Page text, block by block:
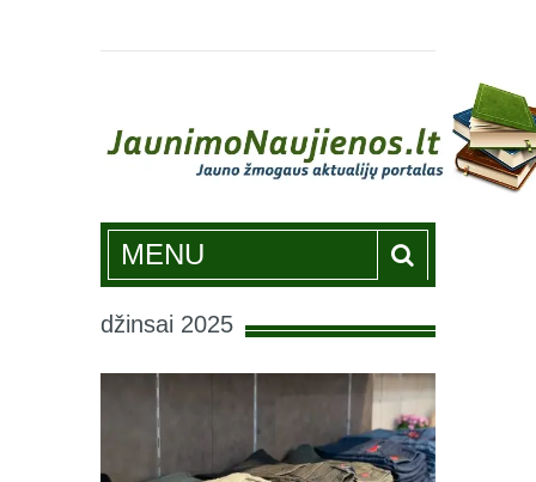
Jaunimonaujienos.lt
MENU
džinsai 2025